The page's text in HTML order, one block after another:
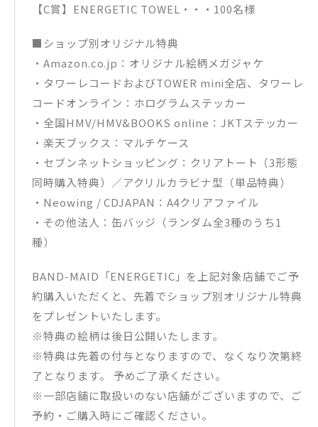
【C賞】ENERGETIC TOWEL・・・100名様
■ショップ別オリジナル特典
・Amazon.co.jp：オリジナル絵柄メガジャケ
・タワーレコードおよびTOWER mini全店、タワーレ
コードオンライン：ホログラムステッカー
・全国HMV/HMV&BOOKS online：JKTステッカー
・楽天ブックス：マルチケース
・セブンネットショッピング：クリアトート（3形態
同時購入特典）／アクリルカラビナ型（単品特典）
・Neowing / CDJAPAN：A4クリアファイル
・その他法人：缶バッジ（ランダム全3種のうち1
種）
BAND-MAID「ENERGETIC」を上記対象店舗でご予
約購入いただくと、先着でショップ別オリジナル特典
をプレゼントいたします。
※特典の絵柄は後日公開いたします。
※特典は先着の付与となりますので、なくなり次第終
了となります。 予めご了承ください。
※一部店舗に取扱いのない店舗がございますので、ご
予約・ご購入時にご確認ください。